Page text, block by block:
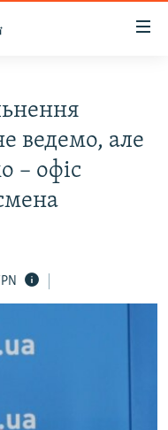
ведемо, але
– офіс